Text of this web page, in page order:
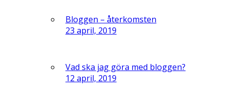
Bloggen – återkomsten
23 april, 2019
Vad ska jag göra med bloggen?
12 april, 2019